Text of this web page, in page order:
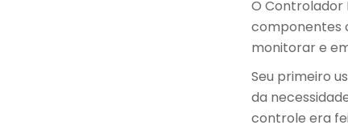
O Controlador
componentes
monitorar e
Seu primeiro
da
controle era